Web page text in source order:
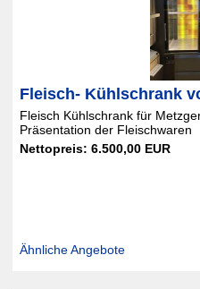
Fleisch- Kühlschrank
Fleisch Kühlschrank für
Präsentation der Fleischwaren
Nettopreis: 6.500,00 EUR
Ähnliche Angebote